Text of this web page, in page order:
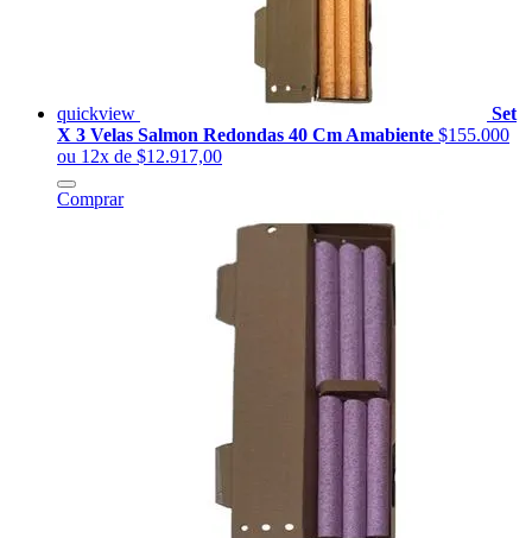
quickview
Set
X 3 Velas Salmon Redondas 40 Cm Amabiente $155.000
ou 12x de $12.917,00
Comprar